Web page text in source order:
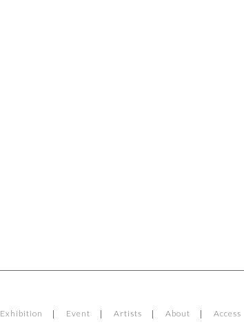
Exhibition Event Artists About Access